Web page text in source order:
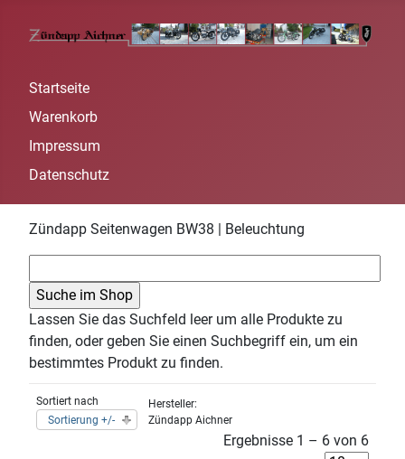
Startseite
Warenkorb
Impressum
Datenschutz
Zündapp Seitenwagen BW38 | Beleuchtung
Lassen Sie das Suchfeld leer um alle Produkte zu
finden, oder geben Sie einen Suchbegriff ein, um ein
bestimmtes Produkt zu finden.
Sortiert nach
Sortierung +/-
Hersteller:
Zündapp Aichner
Ergebnisse 1 – 6 von 6